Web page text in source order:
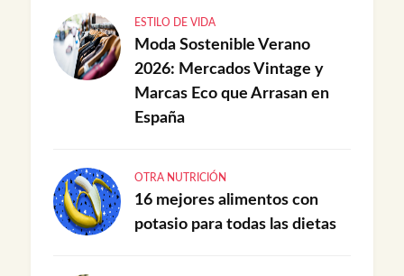
ESTILO DE VIDA
Moda Sostenible Verano
2026: Mercados Vintage y
Marcas Eco que Arrasan en
España
OTRA NUTRICIÓN
16 mejores alimentos con
potasio para todas las dietas